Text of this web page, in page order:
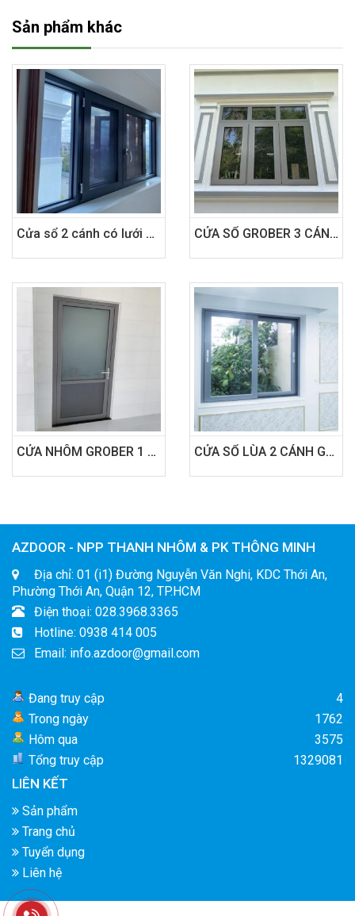
Sản phẩm khác
Cửa sổ 2 cánh có lưới chống muỗi Azdoor Grober CỬA SỔ GROBER 3 CÁNH MỞ QUAY LỀ CHỮ A MÀU XÁM GHI
CỬA NHÔM GROBER 1 CÁNH TRÊN KÍNH DƯỚI PANO MÀU XÁM ÁNH KIM CỬA SỔ LÙA 2 CÁNH GROBER MÀU XÁM ÁNH KIM TẠI QUẬN 1 SÀI GÒN
AZDOOR - NPP THANH NHÔM & PK THÔNG MINH
Địa chỉ: 01 (i1) Đường Nguyễn Văn Nghi, KDC Thới An,
Phường Thới An, Quận 12, TP.HCM
Điện thoại: 028.3968.3365
Hotline: 0938 414 005
Email: info.azdoor@gmail.com
Đang truy cập
4
Trong ngày
1762
Hôm qua
3575
Tổng truy cập
1329081
LIÊN KẾT
Sản phẩm
Trang chủ
Tuyển dụng
Liên hệ